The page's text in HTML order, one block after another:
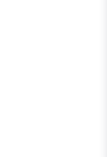
til salg denne uge i